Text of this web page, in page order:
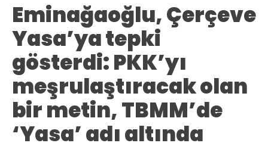
Eminağaoğlu, Çerçeve
Yasa’ya tepki
gösterdi: PKK’yı
meşrulaştıracak olan
bir metin, TBMM’de
‘Yasa’ adı altında